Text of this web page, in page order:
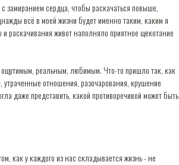
сердца, чтобы раскачаться повыше,
всё в моей жизни будет именно таким, каким я
раскачивания живот наполняло приятное щекотание
реальным, любимым. Что-то пришло так, как
отношения, разочарования, крушение
даже представить, какой противоречивой может быть
как у каждого из нас складывается жизнь - не